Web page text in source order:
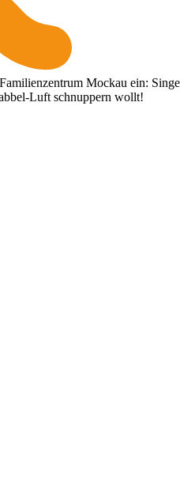
Mockau ein:
Luft schnuppern wollt!